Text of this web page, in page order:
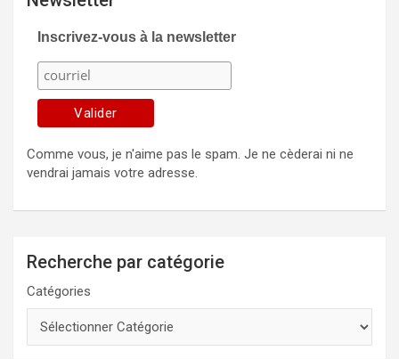
Inscrivez-vous à la newsletter
Comme vous, je n'aime pas le spam. Je ne cèderai ni ne
vendrai jamais votre adresse.
Recherche par catégorie
Catégories